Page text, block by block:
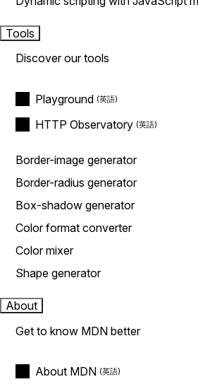
Tools
Discover our tools
Playground
HTTP Observatory
Border-image generator
Border-radius generator
Box-shadow generator
Color format converter
Color mixer
Shape generator
About
Get to know MDN better
About MDN